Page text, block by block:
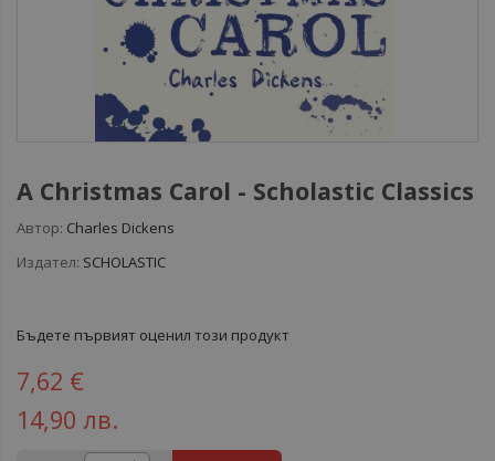
A Christmas Carol - Scholastic Classics
Автор: Charles Dickens
Издател: SCHOLASTIC
Бъдете първият оценил този продукт
7,62 €
14,90 лв.